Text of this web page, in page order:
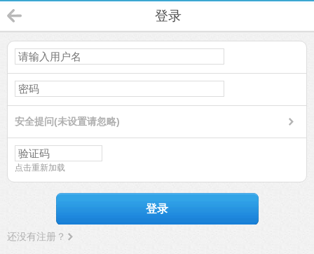
登录
安全提问(未设置请忽略)
点击重新加载
登录
还没有注册？